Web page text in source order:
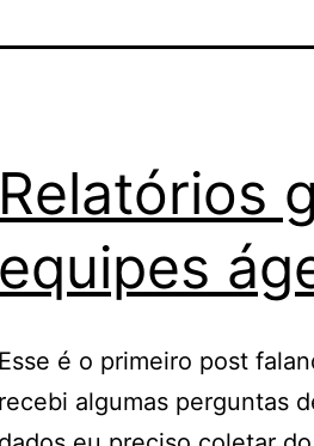
Relatórios
equipes
Esse é o primeiro post
recebi algumas perguntas